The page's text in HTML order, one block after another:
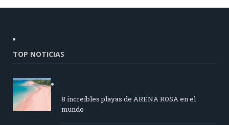
TOP NOTICIAS
8 increíbles playas de ARENA ROSA en el
mundo